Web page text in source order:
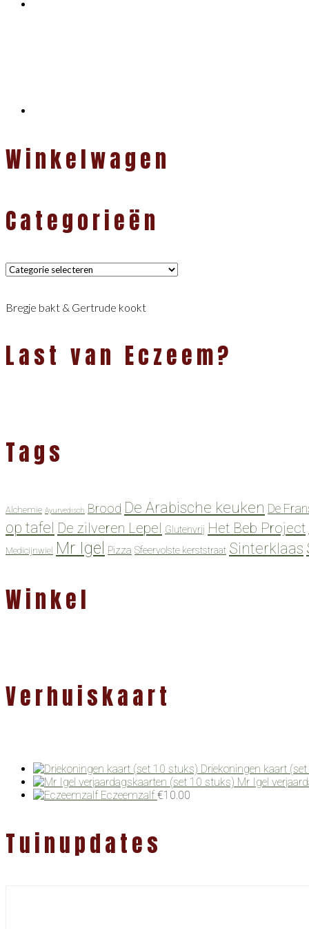
Winkelwagen
Categorieën
Categorieën
Bregje bakt & Gertrude kookt
Last van Eczeem?
Tags
Alchemie Ayurvedisch Brood De Arabische keuken De
op tafel De zilveren Lepel Glutenvrij Het Beb Project
Medicijnwiel Mr Igel Pizza Sfeervolste kerststraat Sinterklaas
Winkel
Verhuiskaart
Driekoningen kaart
Mr Igel
Eczeemzalf €10.00
Tuinupdates